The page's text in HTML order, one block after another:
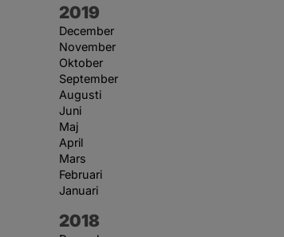
År:
2019
December
November
Oktober
September
Augusti
Juni
Maj
April
Mars
Februari
Januari
År:
2018